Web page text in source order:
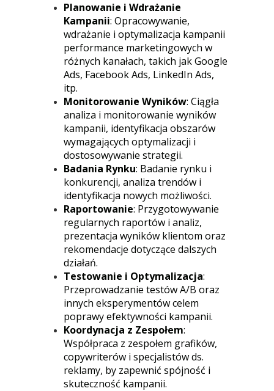
Planowanie i Wdrażanie
Kampanii: Opracowywanie,
wdrażanie i optymalizacja kampanii
performance marketingowych w
różnych kanałach, takich jak Google
Ads, Facebook Ads, LinkedIn Ads,
itp.
Monitorowanie Wyników: Ciągła
analiza i monitorowanie wyników
kampanii, identyfikacja obszarów
wymagających optymalizacji i
dostosowywanie strategii.
Badania Rynku: Badanie rynku i
konkurencji, analiza trendów i
identyfikacja nowych możliwości.
Raportowanie: Przygotowywanie
regularnych raportów i analiz,
prezentacja wyników klientom oraz
rekomendacje dotyczące dalszych
działań.
Testowanie i Optymalizacja:
Przeprowadzanie testów A/B oraz
innych eksperymentów celem
poprawy efektywności kampanii.
Koordynacja z Zespołem:
Współpraca z zespołem grafików,
copywriterów i specjalistów ds.
reklamy, by zapewnić spójność i
skuteczność kampanii.